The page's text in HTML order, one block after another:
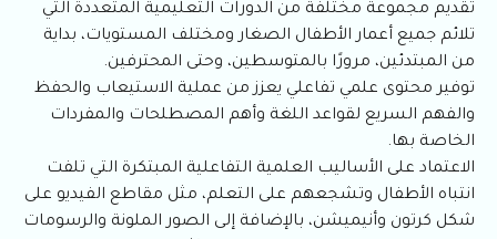
تقديم مجموعة مختلفة من الدورات التعليمية المتعددة التي
تلائم جميع أعمار الأطفال الصغار ومختلف المستويات، بداية
من المبتدئين، مرورًا بالمتوسطين، وحتى المحترفين.
توفير محتوى علمي تفاعلي يعزز من عملية الاستيعاب والحفظ
والفهم السريع لقواعد اللغة وأهم المصطلحات والمفردات
الخاصة بها.
الاعتماد على الأساليب العلمية التفاعلية المبتكرة التي تلفت
انتباه الأطفال وتشجعهم على التعلم، مثل مقاطع الفيديو على
شكل كرتون وأنيميشن، بالإضافة إلى الصور الملونة والرسومات